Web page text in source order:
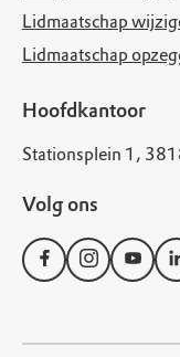
Lidmaatschap
Lidmaatschap
Hoofdkantoor
Stationsplein 1,
Volg ons